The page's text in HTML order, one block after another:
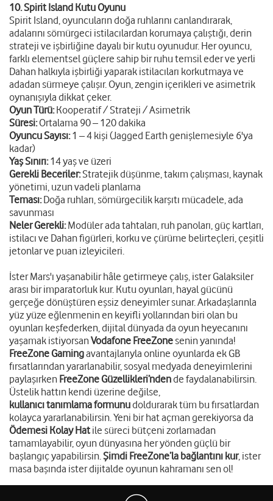
10. Spirit Island Kutu Oyunu
Spirit Island, oyuncuların doğa ruhlarını canlandırarak,
adalarını sömürgeci istilacılardan korumaya çalıştığı, derin
strateji ve işbirliğine dayalı bir kutu oyunudur. Her oyuncu,
farklı elementsel güçlere sahip bir ruhu temsil eder ve yerli
Dahan halkıyla işbirliği yaparak istilacıları korkutmaya ve
adadan sürmeye çalışır. Oyun, zengin içerikleri ve asimetrik
oynanışıyla dikkat çeker.
Oyun Türü:Kooperatif / Strateji / Asimetrik
Süresi:Ortalama 90 – 120 dakika
Oyuncu Sayısı:1 – 4 kişi (Jagged Earth genişlemesiyle 6'ya
kadar)
Yaş Sınırı:14 yaş ve üzeri
Gerekli Beceriler:Stratejik düşünme, takım çalışması, kaynak
yönetimi, uzun vadeli planlama
Teması:Doğa ruhları, sömürgecilik karşıtı mücadele, ada
savunması
Neler Gerekli:Modüler ada tahtaları, ruh panoları, güç kartları,
istilacı ve Dahan figürleri, korku ve çürüme belirteçleri, çeşitli
jetonlar ve puan izleyicileri.
İster Mars'ı yaşanabilir hâle getirmeye çalış, ister Galaksiler
arası bir imparatorluk kur. Kutu oyunları, hayal gücünü
gerçeğe dönüştüren eşsiz deneyimler sunar. Arkadaşlarınla
yüz yüze eğlenmenin en keyifli yollarından biri olan bu
oyunları keşfederken, dijital dünyada da oyun heyecanını
yaşamak istiyorsanVodafone FreeZone senin yanında!
FreeZone Gamingavantajlarıyla online oyunlarda ek GB
fırsatlarından yararlanabilir, sosyal medyada deneyimlerini
paylaşırken FreeZone Güzellikleri’ndende faydalanabilirsin.
Üstelik hattın kendi üzerine değilse,
kullanıcı tanımlama formunudoldurarak tüm bu fırsatlardan
kolayca yararlanabilirsin. Yeni bir hat açman gerekiyorsa da
Ödemesi Kolay Hat ile süreci bütçeni zorlamadan
tamamlayabilir, oyun dünyasına her yönden güçlü bir
başlangıç yapabilirsin. Şimdi FreeZone’la bağlantını kur, ister
masa başında ister dijitalde oyunun kahramanı sen ol!